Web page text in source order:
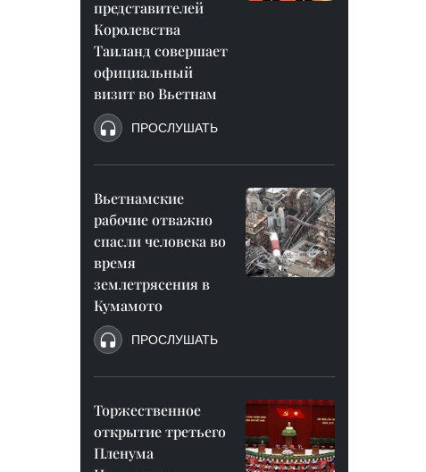
представителей
Королевства
Таиланд совершает
официальный
визит во Вьетнам
ПРОСЛУШАТЬ
Вьетнамские
рабочие отважно
спасли человека во
время
землетрясения в
Кумамото
ПРОСЛУШАТЬ
Торжественное
открытие третьего
Пленума